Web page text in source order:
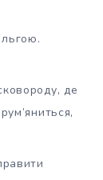
де